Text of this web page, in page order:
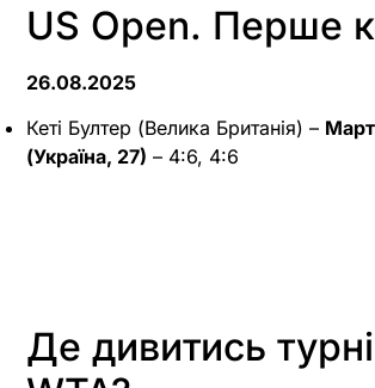
US Open. Перше
26.08.2025
Кеті Бултер (Велика Британія) –
(Україна, 27) – 4:6, 4:6
Де дивитись